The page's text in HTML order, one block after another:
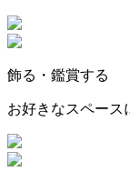
飾る・鑑賞する
お好きなスペース